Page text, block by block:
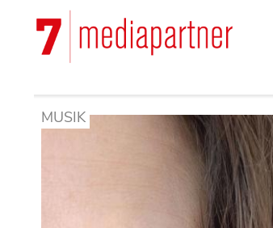
huvudinnehåll
MUSIK